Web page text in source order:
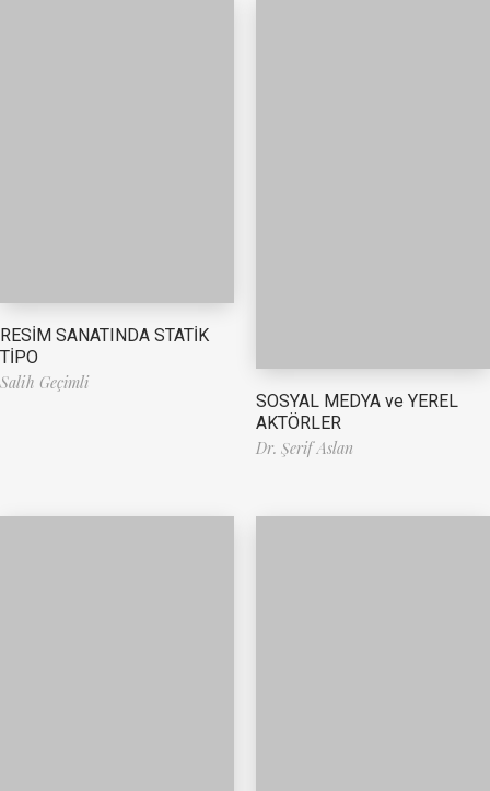
RESİM SANATINDA STATİK
TİPO
Salih Geçimli
SOSYAL MEDYA ve YEREL
AKTÖRLER
Dr. Şerif Aslan